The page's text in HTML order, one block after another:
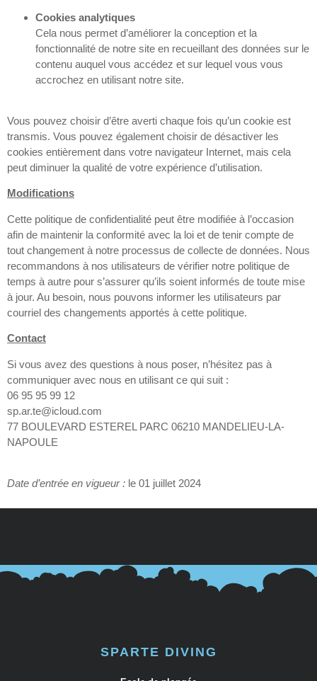
Cookies analytiques
Cela nous permet d’améliorer la conception et la
fonctionnalité de notre site en recueillant des données sur le
contenu auquel vous accédez et sur lequel vous vous
accrochez en utilisant notre site.
Vous pouvez choisir d’être averti chaque fois qu’un cookie est
transmis. Vous pouvez également choisir de désactiver les
cookies entièrement dans votre navigateur Internet, mais cela
peut diminuer la qualité de votre expérience d’utilisation.
Modifications
Cette politique de confidentialité peut être modifiée à l’occasion
afin de maintenir la conformité avec la loi et de tenir compte de
tout changement à notre processus de collecte de données. Nous
recommandons à nos utilisateurs de vérifier notre politique de
temps à autre pour s’assurer qu’ils soient informés de toute mise
à jour. Au besoin, nous pouvons informer les utilisateurs par
courriel des changements apportés à cette politique.
Contact
Si vous avez des questions à nous poser, n’hésitez pas à
communiquer avec nous en utilisant ce qui suit :
06 95 95 99 12
sp.ar.te@icloud.com
77 BOULEVARD ESTEREL PARC 06210 MANDELIEU-LA-
NAPOULE
Date d’entrée en vigueur : le 01 juillet 2024
SPARTE DIVING